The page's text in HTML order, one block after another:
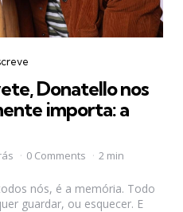
Donatello nos
importa: a
0 Comments 2 min
nós, é a memória. Todo
guardar, ou esquecer. E